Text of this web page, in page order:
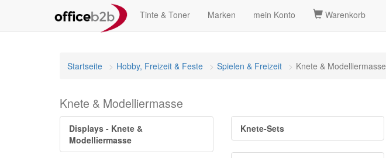
Tinte & Toner Marken mein Konto Warenkorb
Startseite Hobby, Freizeit & Feste Spielen & Freizeit Knete & Modelliermasse
Knete & Modelliermasse
Displays - Knete &
Modelliermasse
Knete-Sets